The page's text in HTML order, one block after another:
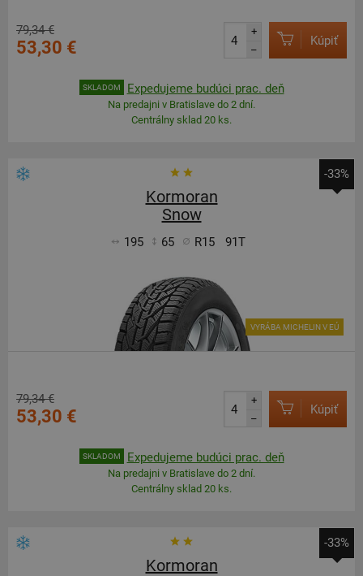
79,34 €
53,30 €
+
–
Kúpiť
SKLADOM Expedujeme budúci prac. deň
Na predajni v Bratislave do 2 dní.
Centrálny sklad 20 ks.
-33%
Kormoran
Snow
195 65 R15 91T
VYRÁBA MICHELIN V EÚ
79,34 €
53,30 €
+
–
Kúpiť
SKLADOM Expedujeme budúci prac. deň
Na predajni v Bratislave do 2 dní.
Centrálny sklad 20 ks.
-33%
Kormoran